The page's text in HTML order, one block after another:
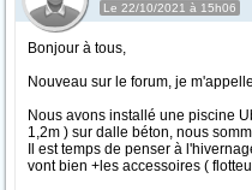
Le 22/10/2021 à 15h06
Bonjour à tous,
Nouveau sur le forum, je
Nous avons installé une piscine
1,2m ) sur dalle béton, nous
Il est temps de penser à
vont bien +les accessoires (